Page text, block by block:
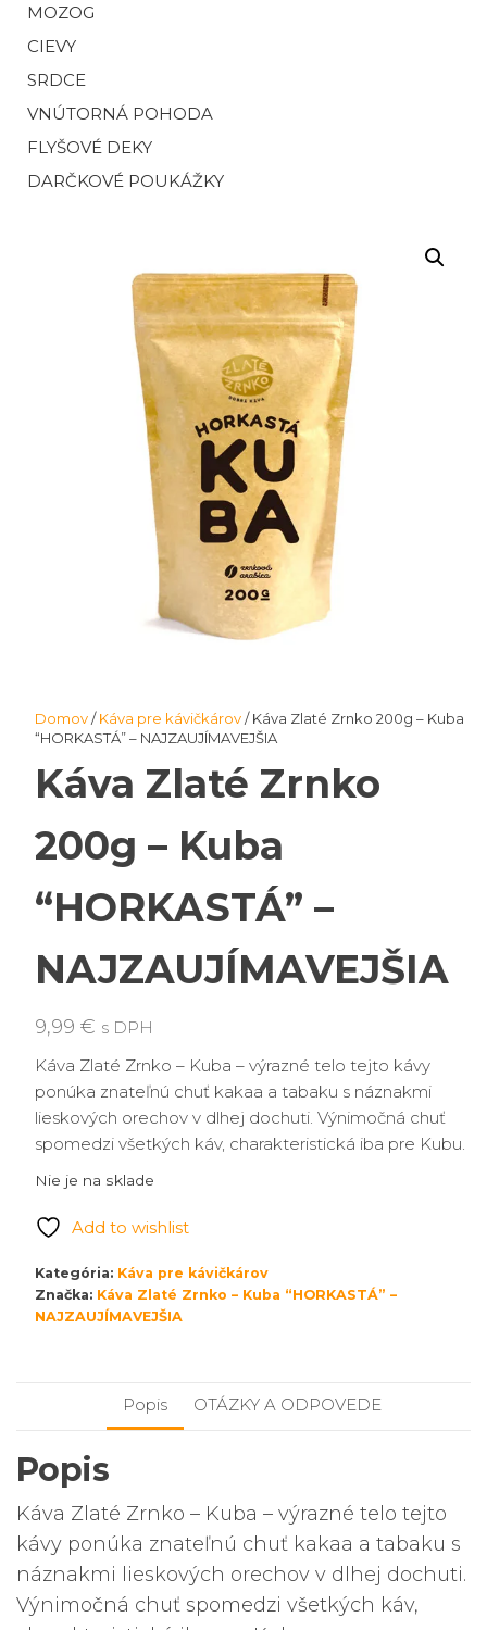
MOZOG
CIEVY
SRDCE
VNÚTORNÁ POHODA
FLYŠOVÉ DEKY
DARČKOVÉ POUKÁŽKY
Domov/Káva pre kávičkárov/ Káva Zlaté Zrnko 200g – Kuba
“HORKASTÁ” – NAJZAUJÍMAVEJŠIA
Káva Zlaté Zrnko
200g – Kuba
“HORKASTÁ” –
NAJZAUJÍMAVEJŠIA
9,99 € s DPH
Káva Zlaté Zrnko – Kuba – výrazné telo tejto kávy
ponúka znateľnú chuť kakaa a tabaku s náznakmi
lieskových orechov v dlhej dochuti. Výnimočná chuť
spomedzi všetkých káv, charakteristická iba pre Kubu.
Nie je na sklade
Add to wishlist
Kategória: Káva pre kávičkárov
Značka: Káva Zlaté Zrnko – Kuba “HORKASTÁ” –
NAJZAUJÍMAVEJŠIA
Popis OTÁZKY A ODPOVEDE
Popis
Káva Zlaté Zrnko – Kuba – výrazné telo tejto
kávy ponúka znateľnú chuť kakaa a tabaku s
náznakmi lieskových orechov v dlhej dochuti.
Výnimočná chuť spomedzi všetkých káv,